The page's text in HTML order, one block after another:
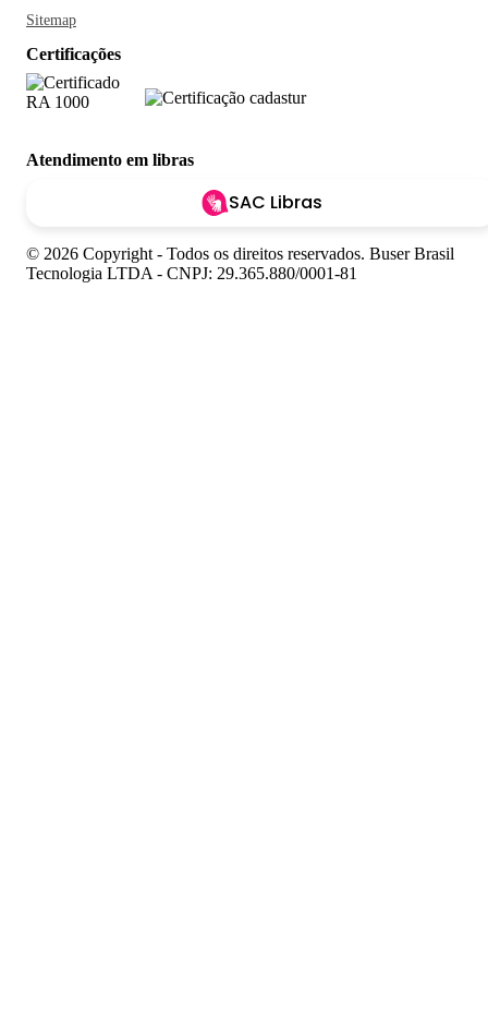
Sitemap
Certificações
Atendimento em libras
SAC Libras
© 2026 Copyright - Todos os direitos reservados. Buser Brasil
Tecnologia LTDA - CNPJ: 29.365.880/0001-81